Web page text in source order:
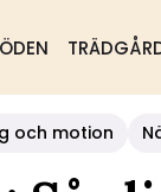
och motion